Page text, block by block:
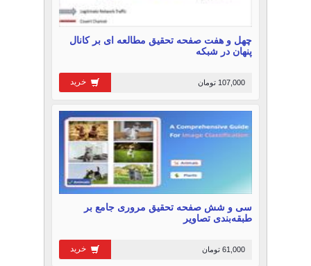
چهل و هفت صفحه تحقیق مطالعه ای بر کانال
پنهان در شبکه
خرید 107,000 تومان
سی و شش صفحه تحقیق مروری جامع بر
طبقه‌بندی تصاویر
خرید 61,000 تومان